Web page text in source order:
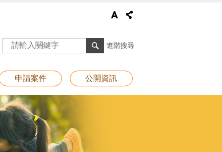
進階搜尋
申請案件 公開資訊